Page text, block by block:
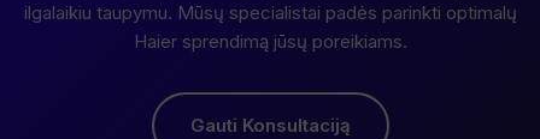
ilgalaikiu taupymu. Mūsų specialistai padės parinkti optimalų
Haier sprendimą jūsų poreikiams.
Gauti Konsultaciją